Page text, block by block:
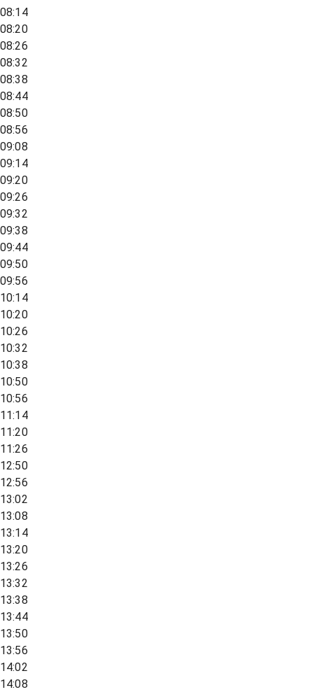
08:14
08:20
08:26
08:32
08:38
08:44
08:50
08:56
09:08
09:14
09:20
09:26
09:32
09:38
09:44
09:50
09:56
10:14
10:20
10:26
10:32
10:38
10:50
10:56
11:14
11:20
11:26
12:50
12:56
13:02
13:08
13:14
13:20
13:26
13:32
13:38
13:44
13:50
13:56
14:02
14:08